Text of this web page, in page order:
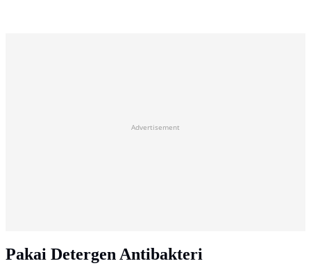
Advertisement
Pakai Detergen Antibakteri